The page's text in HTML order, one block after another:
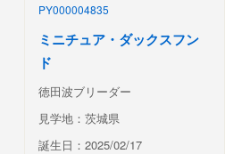
PY000004835
ミニチュア・ダックスフン
ド
徳田波ブリーダー
見学地：茨城県
誕生日：2025/02/17